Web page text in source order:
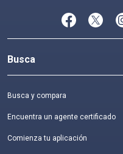
Busca
Busca y compara
Encuentra un agente certificado
Comienza tu aplicación